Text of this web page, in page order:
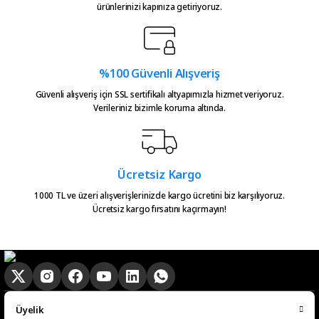
Ürün fiyatı diğer sitelerden daha pahalı.
Bu ürüne benzer farklı alternatifler olmalı.
emeğine sağlık üretenlerin,
Atakan Kasapoğlu | 23/07/2026
Hızlıca kargo elime ulaştı
emeğinize sağlık çok teşekkürler
Urun takibiniz cok guzel. Urunu
alinca tum asamalar mail olatak
bilgilendirme yapiliyor ve ayni
gun kargoya verilmesini
E... E... | 20/05/2026
Ürün güzel
ürünlerinizi kapınıza getiriyoruz.
%100 Güvenli Alışveriş
Güvenli alışveriş için SSL sertifikalı altyapımızla hizmet veriyoruz.
Verileriniz bizimle koruma altında.
Ücretsiz Kargo
1000 TL ve üzeri alışverişlerinizde kargo ücretini biz karşılıyoruz.
Ücretsiz kargo fırsatını kaçırmayın!
Üyelik